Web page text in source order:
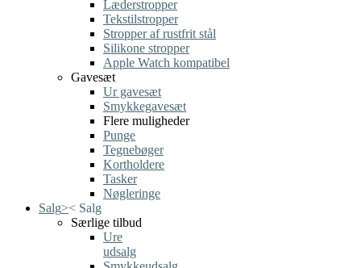
Læderstropper
Tekstilstropper
Stropper af rustfrit stål
Silikone stropper
Apple Watch kompatibel
Gavesæt
Ur gavesæt
Smykkegavesæt
Flere muligheder
Punge
Tegnebøger
Kortholdere
Tasker
Nøgleringe
Salg>< Salg
Særlige tilbud
Ure
udsalg